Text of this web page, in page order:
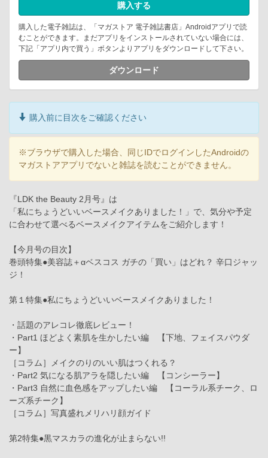
購入する
購入した電子雑誌は、「マガストア 電子雑誌書店」Androidアプリで読
むことができます。まだアプリをインストールされていない場合には、
下記「アプリ内で買う」ボタンよりアプリをダウンロードして下さい。
ダウンロード
購入前に目次をご確認ください
※ブラウザで購入した場合、同じIDでログインしたAndroidの
マガストアアプリでないと雑誌を読むことができません。
『LDK the Beauty 2月号』は
「私にちょうどいいベースメイクありました！」で、気分や予定
に合わせて選べるベースメイクアイテムをご紹介します！
【今月号の目次】
巻頭特集●美容誌＋αベスコス ガチの「買い」はどれ？ 辛口ジャッ
ジ！
第１特集●私にちょうどいいベースメイクありました！
・話題のアレコレ徹底レビュー！
・Part1 ほどよく素肌を生かしたい編 【下地、フェイスパウダ
ー】
［コラム］メイクのりのいい肌はつくれる？
・Part2 気になる肌アラを隠したい編 【コンシーラー】
・Part3 自然に血色感をアップしたい編 【コーラル系チーク、ロ
ーズ系チーク】
［コラム］写真盛れメリハリ顔ガイド
第2特集●黒マスカラの進化が止まらない!!